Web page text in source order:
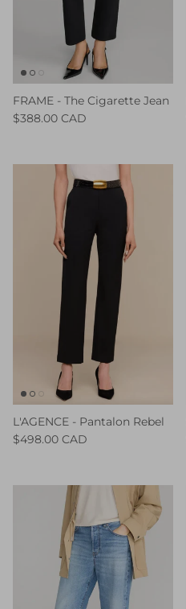
FRAME - The Cigarette Jean
$388.00 CAD
L'AGENCE - Pantalon Rebel
$498.00 CAD